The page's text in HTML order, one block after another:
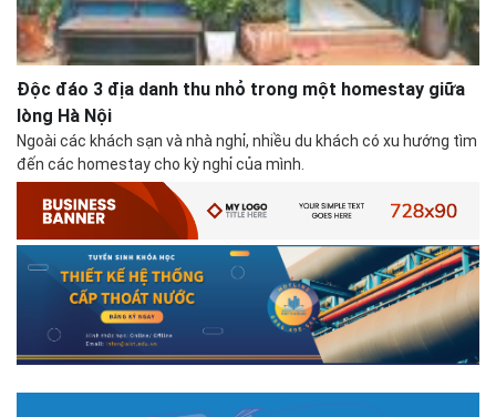
Độc đáo 3 địa danh thu nhỏ trong một homestay giữa
lòng Hà Nội
Ngoài các khách sạn và nhà nghỉ, nhiều du khách có xu hướng tìm
đến các homestay cho kỳ nghỉ của mình.
Tuyển sinh 2025, Khoa kỹ thuật hạ tầng và môi trường đô thị
- Đại học Kiến trúc...
Thông tin tuyển sinh đại học 2025 Khoa kỹ thuật hạ tầng và môi trường
đô thị - Đại học Kiến trúc Hà Nội Tuyển sinh đại học với 280 chỉ tiêu, thời
gian đào tạo 4,5 năm
# 05.04.2020 | 20:30
GIAO LƯU TRỰC TUYẾN - TƯ VẤN TUYỂN SINH ĐẠI HỌC
CHÍNH QUY ĐẠI HỌC KIẾN TRÚC NĂM...
Năm nay, kỳ thi THPT quốc gia dự kiến diễn ra vào tháng 8. Trường Đại
học Kiến trúc Hà Nội chúc các bạn học sinh cuối cấp ôn thi thật tốt MỜI
VẤN TUYỂN SINH ĐẠI H...